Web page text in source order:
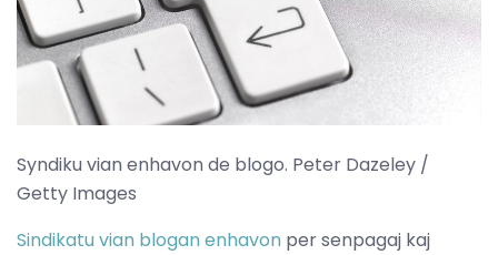
Syndiku vian enhavon de blogo. Peter Dazeley /
Getty Images
Sindikatu vian blogan enhavon per senpagaj kaj